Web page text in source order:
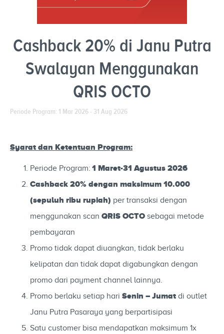
Cashback 20% di Janu Putra
Swalayan Menggunakan
QRIS OCTO
Periode Program: 1 Mar 2026 - 31 Aug 2026
Syarat dan Ketentuan Program:
Periode Program: 1 Maret-31 Agustus 2026
Cashback 20% dengan maksimum 10.000
(sepuluh ribu rupiah) per transaksi dengan
menggunakan scan QRIS OCTO sebagai metode
pembayaran
Promo tidak dapat diuangkan, tidak berlaku
kelipatan dan tidak dapat digabungkan dengan
promo dari payment channel lainnya.
Promo berlaku setiap hari Senin – Jumat di outlet
Janu Putra Pasaraya yang berpartisipasi
Satu customer bisa mendapatkan maksimum 1x